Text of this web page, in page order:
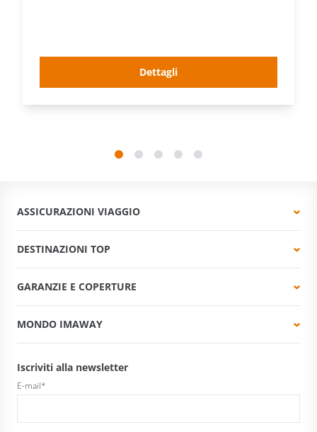
Dettagli
ASSICURAZIONI VIAGGIO
DESTINAZIONI TOP
GARANZIE E COPERTURE
MONDO IMAWAY
Iscriviti alla newsletter
E-mail*